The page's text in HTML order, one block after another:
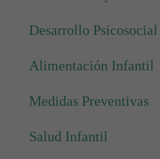
Desarrollo Psicosocial
Alimentación Infantil
Medidas Preventivas
Salud Infantil